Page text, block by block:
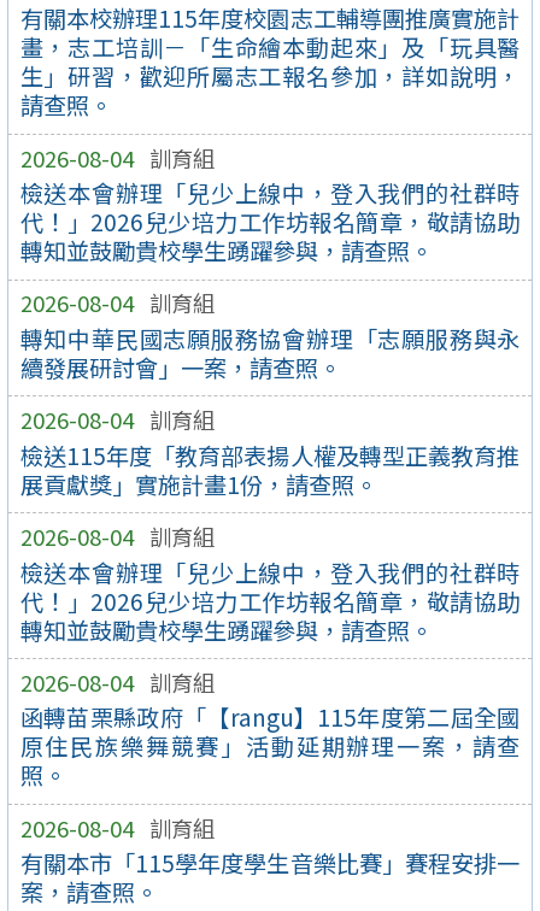
有關本校辦理115年度校園志工輔導團推廣實施計
畫，志工培訓－「生命繪本動起來」及「玩具醫
生」研習，歡迎所屬志工報名參加，詳如說明，
請查照。
2026-08-04 訓育組
檢送本會辦理「兒少上線中，登入我們的社群時
代！」2026兒少培力工作坊報名簡章，敬請協助
轉知並鼓勵貴校學生踴躍參與，請查照。
2026-08-04 訓育組
轉知中華民國志願服務協會辦理「志願服務與永
續發展研討會」一案，請查照。
2026-08-04 訓育組
檢送115年度「教育部表揚人權及轉型正義教育推
展貢獻獎」實施計畫1份，請查照。
2026-08-04 訓育組
檢送本會辦理「兒少上線中，登入我們的社群時
代！」2026兒少培力工作坊報名簡章，敬請協助
轉知並鼓勵貴校學生踴躍參與，請查照。
2026-08-04 訓育組
函轉苗栗縣政府「【rangu】115年度第二屆全國
原住民族樂舞競賽」活動延期辦理一案，請查
照。
2026-08-04 訓育組
有關本市「115學年度學生音樂比賽」賽程安排一
案，請查照。